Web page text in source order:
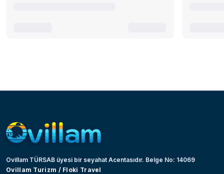
Ovillam TÜRSAB üyesi bir seyahat Acentasıdır. Belge No: 14069
Ovillam Turizm / Floki Travel